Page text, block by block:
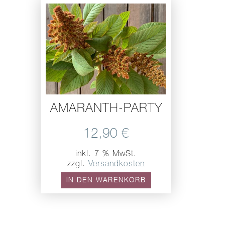
AMARANTH-PARTY
12,90 €
inkl. 7 % MwSt.
zzgl.Versandkosten
IN DEN WARENKORB